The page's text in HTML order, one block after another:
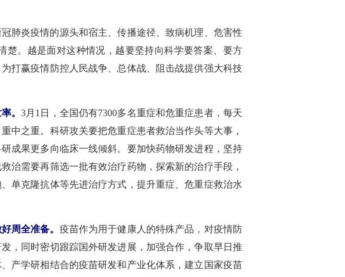
肺炎疫情的源头和宿主、传播途径、致病机理、危害性
楚。越是面对这种情况，越要坚持向科学要答案、要方
打赢疫情防控人民战争、总体战、阻击战提供强大科技
。3月1日，全国仍有7300多名重症和危重症患者，每天
中之重。科研攻关要把危重症患者救治当作头等大事，
成果更多向临床一线倾斜。要加快药物研发进程，坚持
治需要再筛选一批有效治疗药物，探索新的治疗手段，
单克隆抗体等先进治疗方式，提升重症、危重症救治水
周全准备。 疫苗作为用于健康人的特殊产品，对疫情防
，同时密切跟踪国外研发进展，加强合作，争取早日推
产学研相结合的疫苗研发和产业化体系，建立国家疫苗